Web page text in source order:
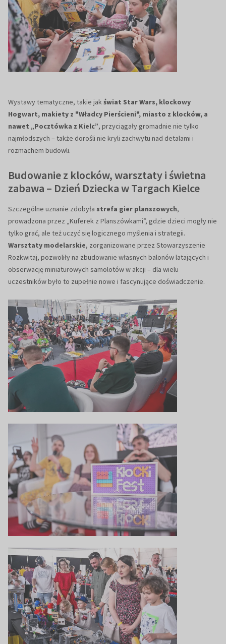
Wystawy tematyczne, takie jakświat Star Wars, klockowy
Hogwart, makiety z "Władcy Pierścieni", miasto z klocków, a
nawet „Pocztówka z Kielc”, przyciągały gromadnie nie tylko
najmłodszych – także dorośli nie kryli zachwytu nad detalami i
rozmachem budowli.
Budowanie z klocków, warsztaty i świetna
zabawa – Dzień Dziecka w Targach Kielce
Szczególne uznanie zdobyła strefa gier planszowych,
prowadzona przez „Kuferek z Planszówkami”, gdzie dzieci mogły nie
tylko grać, ale też uczyć się logicznego myślenia i strategii.
Warsztaty modelarskie, zorganizowane przez Stowarzyszenie
Rozkwitaj, pozwoliły na zbudowanie własnych balonów latających i
obserwację miniaturowych samolotów w akcji – dla wielu
uczestników było to zupełnie nowe i fascynujące doświadczenie.